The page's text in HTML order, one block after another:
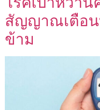
สัญญาณเตือ
ข้าม